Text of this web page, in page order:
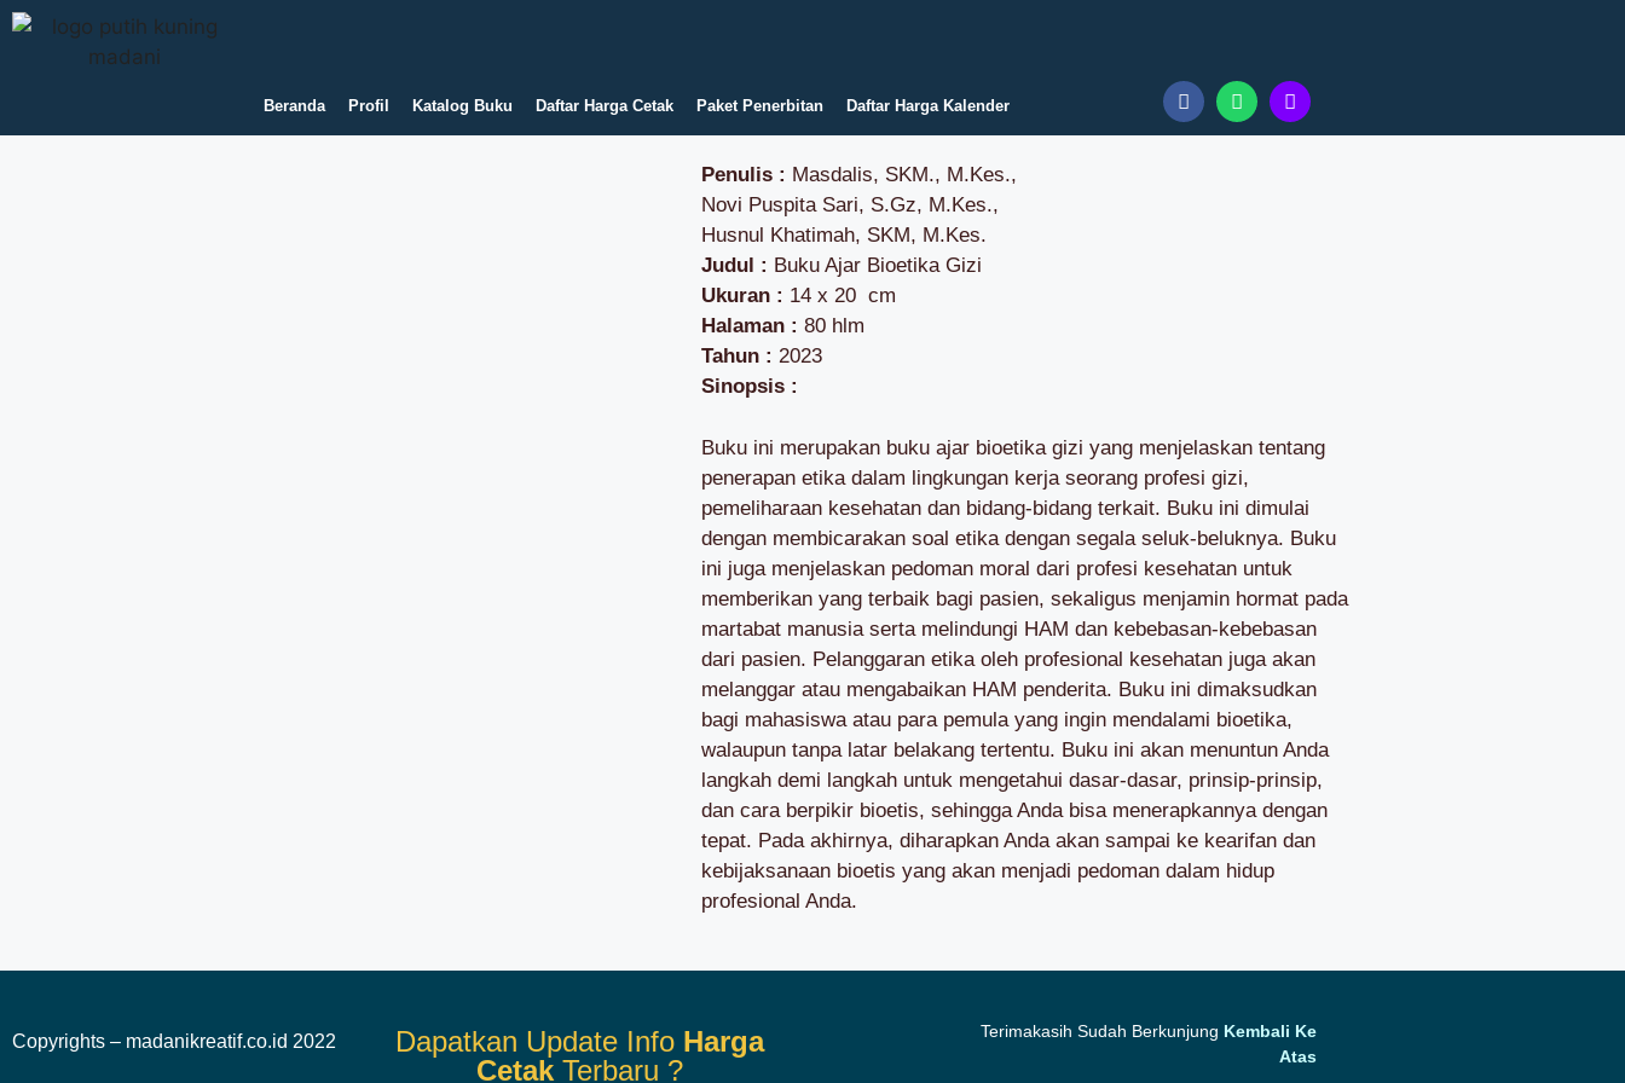
Beranda Profil Katalog Buku Daftar Harga Cetak Paket Penerbitan Daftar Harga Kalender
Penulis : Masdalis, SKM., M.Kes.,
Novi Puspita Sari, S.Gz, M.Kes.,
Husnul Khatimah, SKM, M.Kes.
Judul : Buku Ajar Bioetika Gizi
Ukuran : 14 x 20 cm
Halaman : 80 hlm
Tahun : 2023
Sinopsis :
Buku ini merupakan buku ajar bioetika gizi yang menjelaskan tentang
penerapan etika dalam lingkungan kerja seorang profesi gizi,
pemeliharaan kesehatan dan bidang-bidang terkait. Buku ini dimulai
dengan membicarakan soal etika dengan segala seluk-beluknya. Buku
ini juga menjelaskan pedoman moral dari profesi kesehatan untuk
memberikan yang terbaik bagi pasien, sekaligus menjamin hormat pada
martabat manusia serta melindungi HAM dan kebebasan-kebebasan
dari pasien. Pelanggaran etika oleh profesional kesehatan juga akan
melanggar atau mengabaikan HAM penderita. Buku ini dimaksudkan
bagi mahasiswa atau para pemula yang ingin mendalami bioetika,
walaupun tanpa latar belakang tertentu. Buku ini akan menuntun Anda
langkah demi langkah untuk mengetahui dasar-dasar, prinsip-prinsip,
dan cara berpikir bioetis, sehingga Anda bisa menerapkannya dengan
tepat. Pada akhirnya, diharapkan Anda akan sampai ke kearifan dan
kebijaksanaan bioetis yang akan menjadi pedoman dalam hidup
profesional Anda.
Copyrights – madanikreatif.co.id 2022 Dapatkan Update Info Harga
Cetak Terbaru ?
Terimakasih Sudah Berkunjung Kembali Ke
Atas